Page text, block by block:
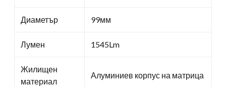
Диаметър 99мм
Лумен 1545Lm
Жилищен
материал
Алуминиев корпус на матрица